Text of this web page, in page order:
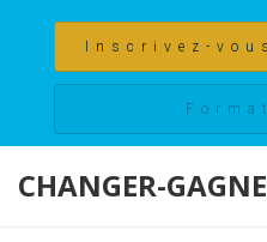
Inscrivez-
CHANGER-